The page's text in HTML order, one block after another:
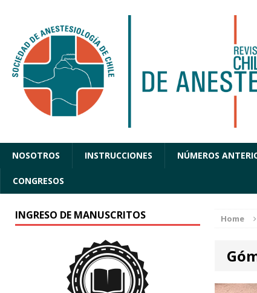
NOSOTROS INSTRUCCIONES NÚMEROS
CONGRESOS
Home
INGRESO DE MANUSCRITOS